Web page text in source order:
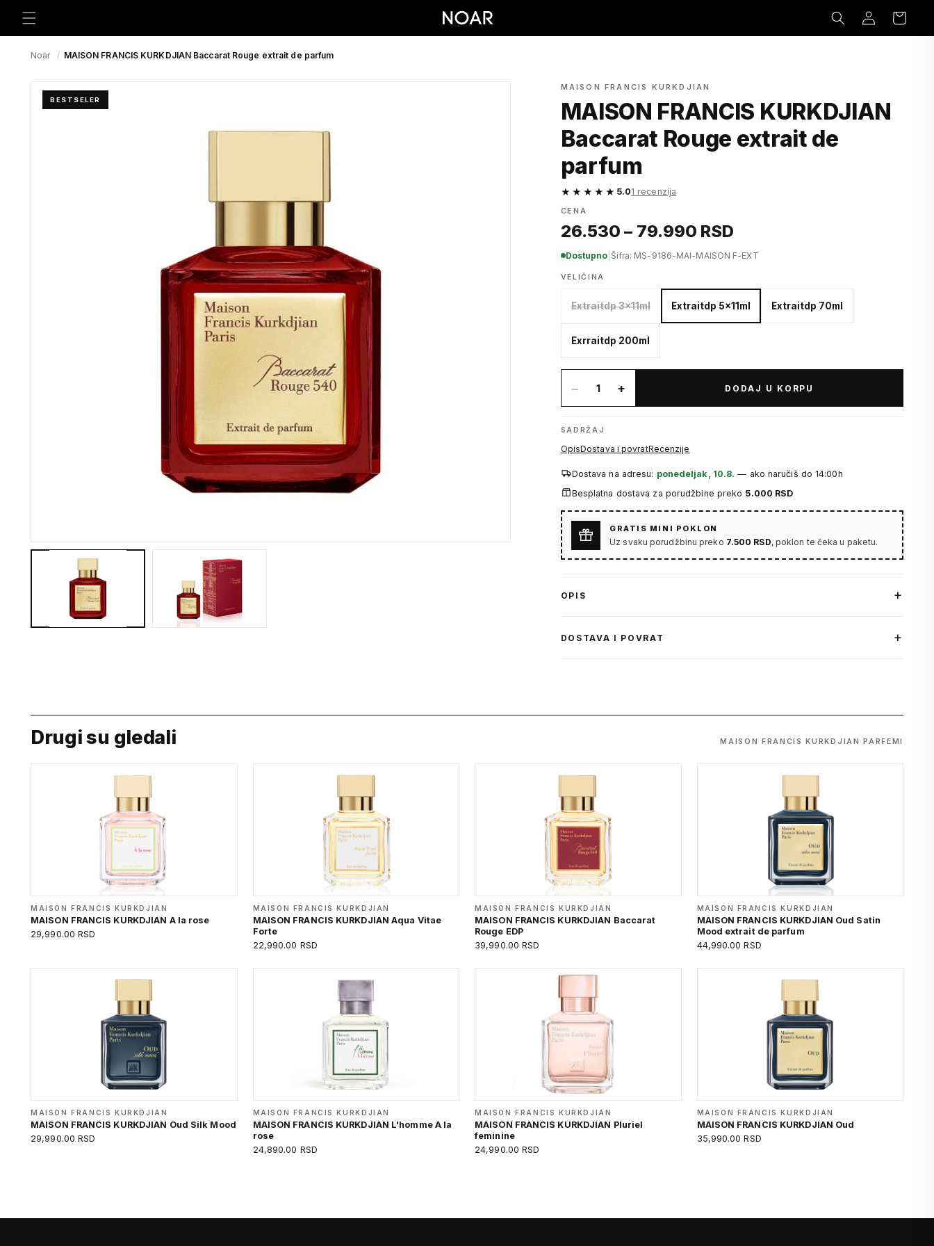
na
sadržaj
Prijavi
se
Korpa
Noar / MAISON FRANCIS KURKDJIAN Baccarat Rouge extrait de parfum
BESTSELER
MAISON FRANCIS KURKDJIAN
MAISON FRANCIS KURKDJIAN
Baccarat Rouge extrait de
parfum
★★★★★ 5.01 recenzija
CENA
26.530 – 79.990 RSD
Dostupno Šifra: MS-9186-MAI-MAISON F-EXT
VELIČINA
Extraitdp 3x11ml Extraitdp 5x11ml Extraitdp 70ml
Exrraitdp 200ml
− 1 + DODAJ U KORPU
SADRŽAJ
OpisDostava i povratRecenzije
Dostava na adresu: ponedeljak, 10.8. — ako naručiš do 14:00h
Besplatna dostava za porudžbine preko 5.000 RSD
GRATIS MINI POKLON
Uz svaku porudžbinu preko 7.500 RSD, poklon te čeka u paketu.
OPIS
DOSTAVA I POVRAT
Drugi su gledali MAISON FRANCIS KURKDJIAN PARFEMI
MAISON FRANCIS KURKDJIAN
MAISON FRANCIS KURKDJIAN A la rose
29,990.00 RSD
MAISON FRANCIS KURKDJIAN
MAISON FRANCIS KURKDJIAN Aqua Vitae
Forte
22,990.00 RSD
MAISON FRANCIS KURKDJIAN
MAISON FRANCIS KURKDJIAN Baccarat
Rouge EDP
39,990.00 RSD
MAISON FRANCIS KURKDJIAN
MAISON FRANCIS KURKDJIAN Oud Satin
Mood extrait de parfum
44,990.00 RSD
MAISON FRANCIS KURKDJIAN
MAISON FRANCIS KURKDJIAN Oud Silk Mood
29,990.00 RSD
MAISON FRANCIS KURKDJIAN
MAISON FRANCIS KURKDJIAN L'homme A la
rose
24,890.00 RSD
MAISON FRANCIS KURKDJIAN
MAISON FRANCIS KURKDJIAN Pluriel
feminine
24,990.00 RSD
MAISON FRANCIS KURKDJIAN
MAISON FRANCIS KURKDJIAN Oud
35,990.00 RSD